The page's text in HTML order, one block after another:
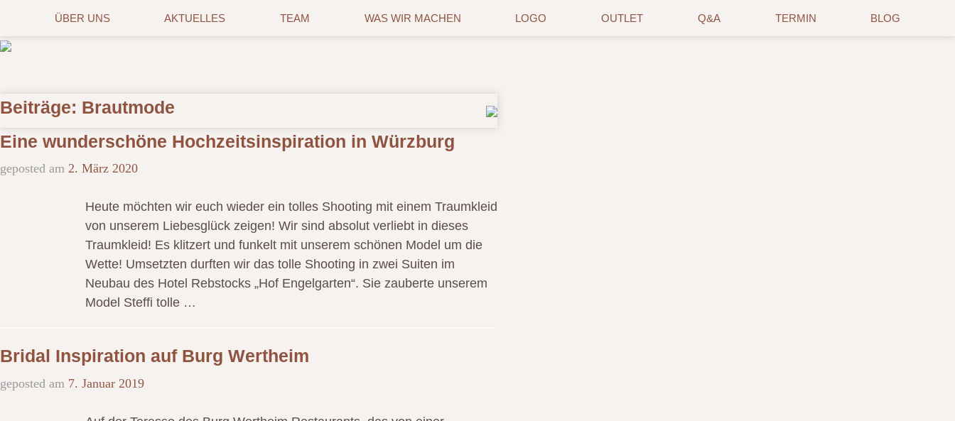
ÜBER UNS AKTUELLES TEAM WAS WIR MACHEN LOGO OUTLET Q&A TERMIN BLOG
Beiträge: Brautmode
Eine wunderschöne Hochzeitsinspiration in Würzburg
geposted am 2. März 2020
Heute möchten wir euch wieder ein tolles Shooting mit einem Traumkleid
von unserem Liebesglück zeigen! Wir sind absolut verliebt in dieses
Traumkleid! Es klitzert und funkelt mit unserem schönen Model um die
Wette! Umsetzten durften wir das tolle Shooting in zwei Suiten im
Neubau des Hotel Rebstocks „Hof Engelgarten“. Sie zauberte unserem
Model Steffi tolle …
Bridal Inspiration auf Burg Wertheim
geposted am 7. Januar 2019